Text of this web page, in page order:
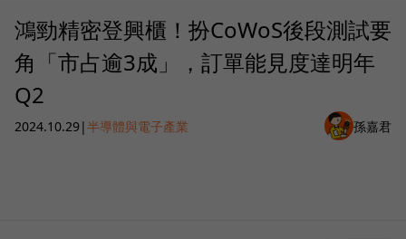
鴻勁精密登興櫃！扮CoWoS後段測試要
角「市占逾3成」，訂單能見度達明年
Q2
2024.10.29|半導體與電子產業 孫嘉君